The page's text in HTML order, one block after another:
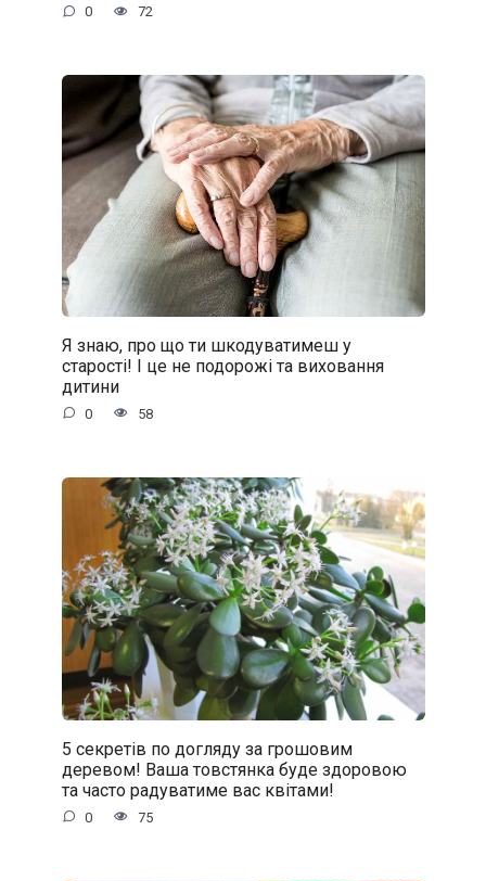
0 72
Я знаю, про що ти шкодуватимеш у
старості! І це не подорожі та виховання
дитини
0 58
5 секретів по догляду за грошовим
деревом! Ваша товстянка буде здоровою
та часто радуватиме вас квітами!
0 75